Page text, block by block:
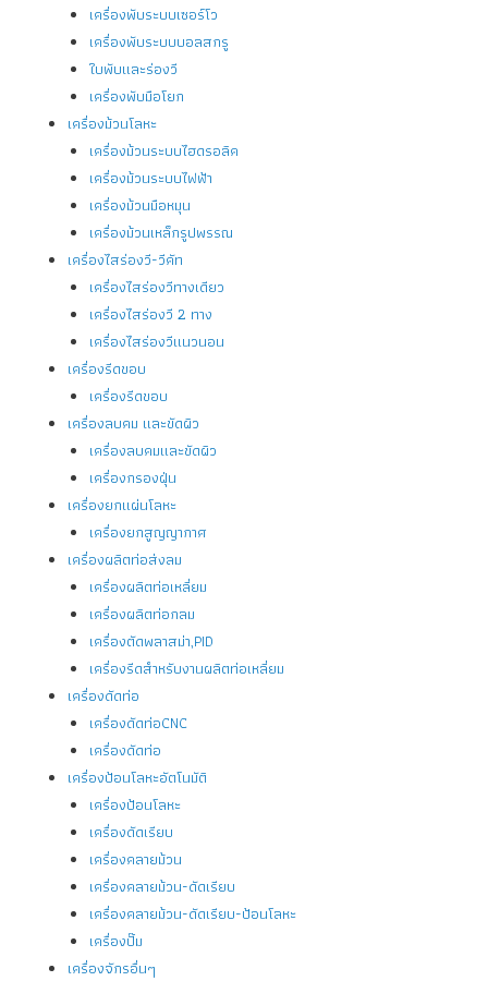
เครื่องพับระบบเซอร์โว
เครื่องพับระบบบอลสกรู
ใบพับและร่องวี
เครื่องพับมือโยก
เครื่องม้วนโลหะ
เครื่องม้วนระบบไฮดรอลิค
เครื่องม้วนระบบไฟฟ้า
เครื่องม้วนมือหมุน
เครื่องม้วนเหล็กรูปพรรณ
เครื่องไสร่องวี-วีคัท
เครื่องไสร่องวีทางเดียว
เครื่องไสร่องวี 2 ทาง
เครื่องไสร่องวีแนวนอน
เครื่องรีดขอบ
เครื่องรีดขอบ
เครื่องลบคม และขัดผิว
เครื่องลบคมและขัดผิว
เครื่องกรองฝุ่น
เครื่องยกแผ่นโลหะ
เครื่องยกสูญญากาศ
เครื่องผลิตท่อส่งลม
เครื่องผลิตท่อเหลี่ยม
เครื่องผลิตท่อกลม
เครื่องตัดพลาสม่า,PID
เครื่องรีดสำหรับงานผลิตท่อเหลี่ยม
เครื่องดัดท่อ
เครื่องดัดท่อCNC
เครื่องดัดท่อ
เครื่องป้อนโลหะอัตโนมัติ
เครื่องป้อนโลหะ
เครื่องดัดเรียบ
เครื่องคลายม้วน
เครื่องคลายม้วน-ดัดเรียบ
เครื่องคลายม้วน-ดัดเรียบ-ป้อนโลหะ
เครื่องปั๊ม
เครื่องจักรอื่นๆ